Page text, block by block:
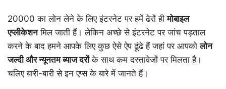
20000 का लोन लेने के लिए इंटरनेट पर हमें ढेरों हीमोबाइल
एप्लीकेशनमिल जाती हैं। लेकिन अच्छे से इंटरनेट पर जांच पड़ताल
करने के बाद हमने आपके लिए कुछ ऐसे ऐप ढूंढे हैं जहां पर आपकोलोन
जल्दी और न्यूनतम ब्याज दरोंके साथ कम दस्तावेजों पर मिलता है।
चलिए बारी-बारी से इन एप्स के बारे में जानते हैं।